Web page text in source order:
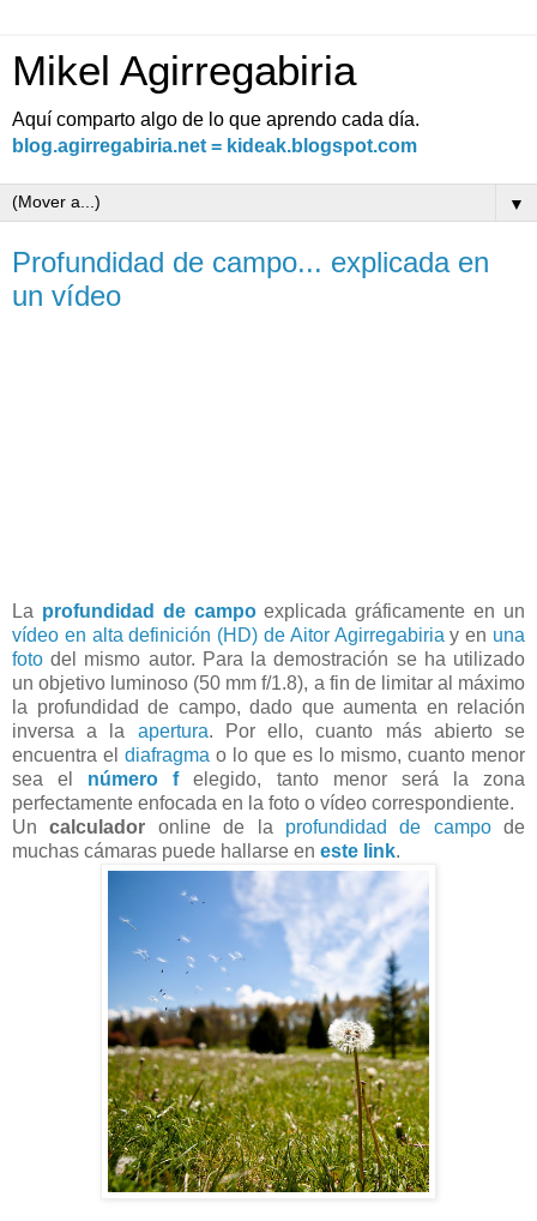
Mikel Agirregabiria
Aquí comparto algo de lo que aprendo cada día.
blog.agirregabiria.net = kideak.blogspot.com
▼
Profundidad de campo... explicada en
un vídeo
La profundidad de campoexplicada gráficamente en un
vídeo en alta definición (HD) de Aitor Agirregabiria y en una
foto del mismo autor. Para la demostración se ha utilizado
un objetivo luminoso (50 mm f/1.8), a fin de limitar al máximo
la profundidad de campo, dado que aumenta en relación
inversa a la apertura. Por ello, cuanto más abierto se
encuentra el diafragma o lo que es lo mismo, cuanto menor
sea el número felegido, tanto menor será la zona
perfectamente enfocada en la foto o vídeo correspondiente.
Uncalculador online de la profundidad de campode
muchas cámaras puede hallarse en este link.